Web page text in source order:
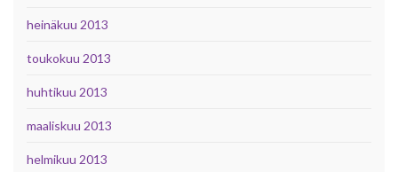
heinäkuu 2013
toukokuu 2013
huhtikuu 2013
maaliskuu 2013
helmikuu 2013